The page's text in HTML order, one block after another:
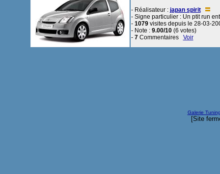
- Réalisateur : japan spirit
- Signe particulier : Un ptit run
- 1079visites depuis le 28-03-
- Note : 9.00/10(6 votes)
- 7Commentaires Voir
Galerie
[Site